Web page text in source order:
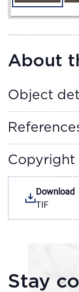
About
Object
Copyright
Download
TIF
Stay